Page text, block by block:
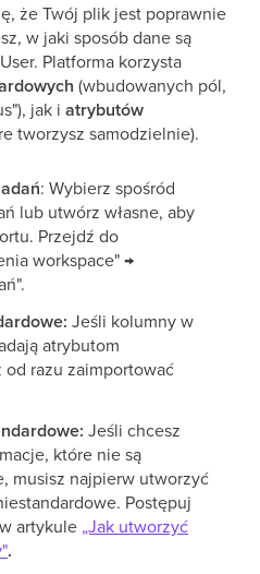
że Twój plik jest poprawnie
w jaki sposób dane są
Platforma korzysta
(wbudowanych pól,
jak i atrybutów
tworzysz samodzielnie).
: Wybierz spośród
lub utwórz własne, aby
Przejdź do
workspace" →
Jeśli kolumny w
atrybutom
razu zaimportować
Jeśli chcesz
które nie są
musisz najpierw utworzyć
Postępuj
artykule „Jak utworzyć
.